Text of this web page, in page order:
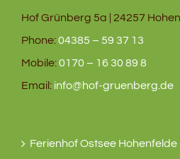
Hof Grünberg 5a | 24257
Phone:04385 – 59 37 13
Mobile:0170 – 16 30 89 8
Email: info@hof-gruenberg.de
Ferienhof Ostsee